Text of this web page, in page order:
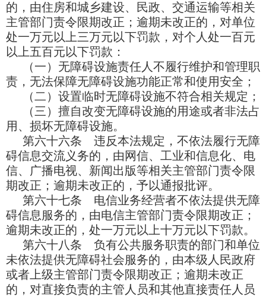
的，由住房和城乡建设、民政、交通运输等相关
主管部门责令限期改正；逾期未改正的，对单位
处一万元以上三万元以下罚款，对个人处一百元
以上五百元以下罚款：
（一）无障碍设施责任人不履行维护和管理职
责，无法保障无障碍设施功能正常和使用安全；
（二）设置临时无障碍设施不符合相关规定；
（三）擅自改变无障碍设施的用途或者非法占
用、损坏无障碍设施。
第六十六条 违反本法规定，不依法履行无障
碍信息交流义务的，由网信、工业和信息化、电
信、广播电视、新闻出版等相关主管部门责令限
期改正；逾期未改正的，予以通报批评。
第六十七条 电信业务经营者不依法提供无障
碍信息服务的，由电信主管部门责令限期改正；
逾期未改正的，处一万元以上十万元以下罚款。
第六十八条 负有公共服务职责的部门和单位
未依法提供无障碍社会服务的，由本级人民政府
或者上级主管部门责令限期改正；逾期未改正
的，对直接负责的主管人员和其他直接责任人员